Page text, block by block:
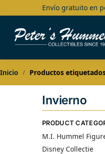
Envío gratuito en
Search
Inicio / Productos
Invierno
PRODUCT
M.I. Hummel
Disney Collectie